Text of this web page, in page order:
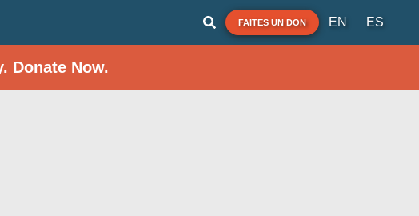
FAITES UN DON EN ES
Donate Now.